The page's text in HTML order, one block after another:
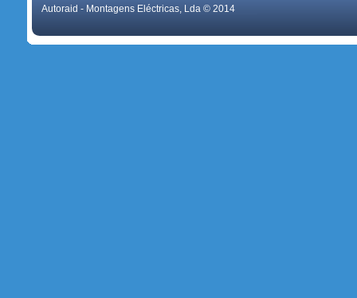
Autoraid - Montagens Eléctricas, Lda © 2014